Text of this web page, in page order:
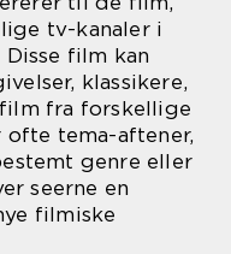
tv-kanaler i
film kan
klassikere,
fra forskellige
ofte tema-aftener,
genre eller
seerne en
filmiske